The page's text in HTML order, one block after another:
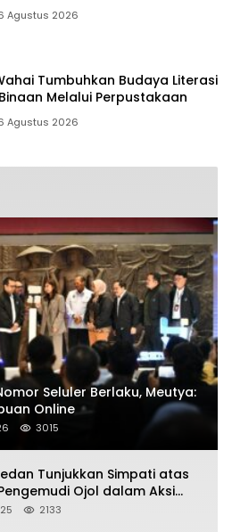
Agustus 2026
Tumbuhkan Budaya Literasi
Melalui Perpustakaan
Agustus 2026
Seluler Berlaku, Meutya:
Online
3015
Tunjukkan Simpati atas
Ojol dalam Aksi
2133